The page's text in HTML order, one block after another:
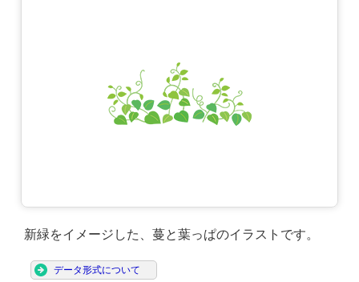
新緑をイメージした、蔓と葉っぱのイラストです。
データ形式について